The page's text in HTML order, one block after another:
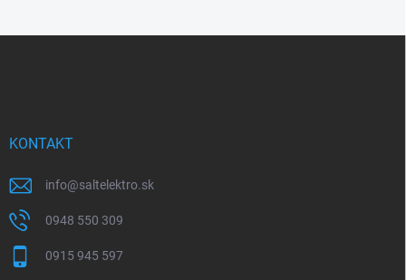
KONTAKT
info@saltelektro.sk
0948 550 309
0915 945 597